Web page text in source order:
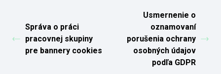
Správa o práci
pracovnej skupiny
pre bannery cookies
Usmernenie o
oznamovaní
porušenia ochrany
osobných údajov
podľa GDPR